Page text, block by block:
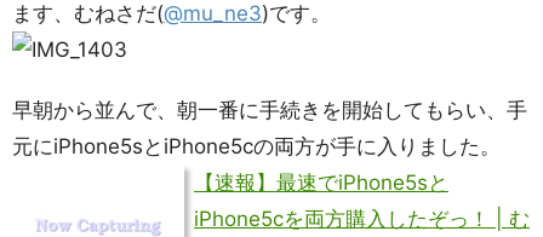
ます、むねさだ(@mu_ne3)です。
早朝から並んで、朝一番に手続きを開始してもらい、手
元にiPhone5sとiPhone5cの両方が手に入りました。
【速報】最速でiPhone5sと
iPhone5cを両方購入したぞっ！ | む